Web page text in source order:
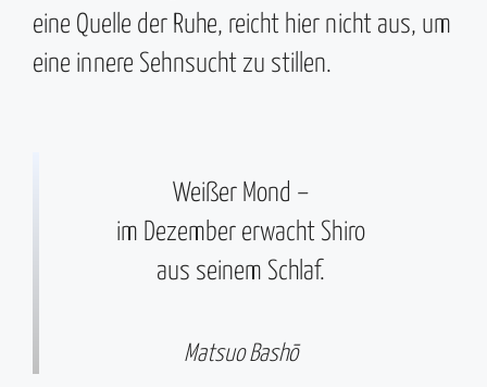
eine Quelle der Ruhe, reicht hier nicht aus, um
eine innere Sehnsucht zu stillen.
Weißer Mond –
im Dezember erwacht Shiro
aus seinem Schlaf.
Matsuo Bashō